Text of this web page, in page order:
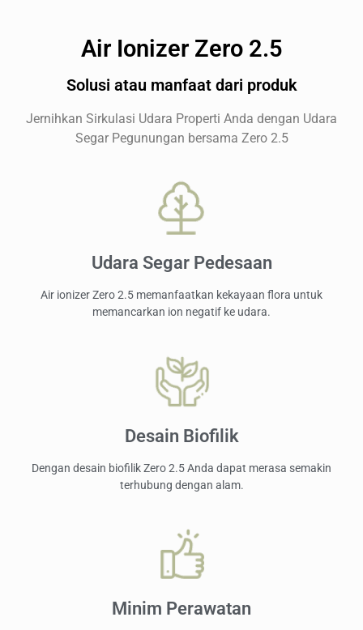
Air Ionizer Zero 2.5
Solusi atau manfaat dari produk
Jernihkan Sirkulasi Udara Properti Anda dengan Udara
Segar Pegunungan bersama Zero 2.5
Udara Segar Pedesaan
Air ionizer Zero 2.5 memanfaatkan kekayaan flora untuk
memancarkan ion negatif ke udara.
Desain Biofilik
Dengan desain biofilik Zero 2.5 Anda dapat merasa semakin
terhubung dengan alam.
Minim Perawatan